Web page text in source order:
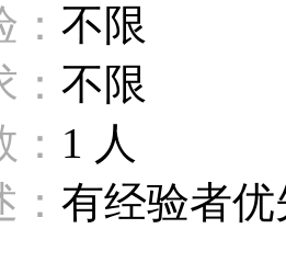
不限
不限
1 人
有经验者优